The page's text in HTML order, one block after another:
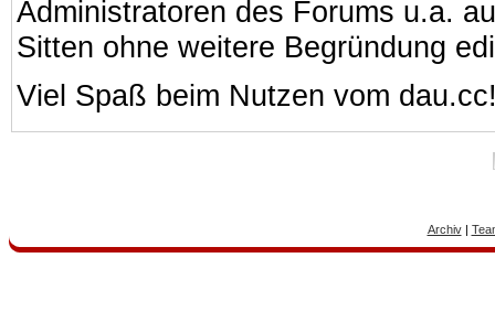
Administratoren des Forums u.a.
Sitten ohne weitere Begründung
Viel Spaß beim Nutzen vom
Archiv|